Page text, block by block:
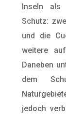
Inseln als
Schutz:
und die
weitere
Daneben
dem
jedoch